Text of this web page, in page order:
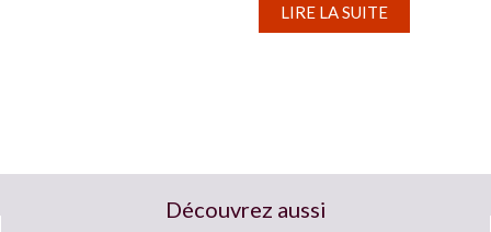
LIRE LA SUITE
Découvrez aussi